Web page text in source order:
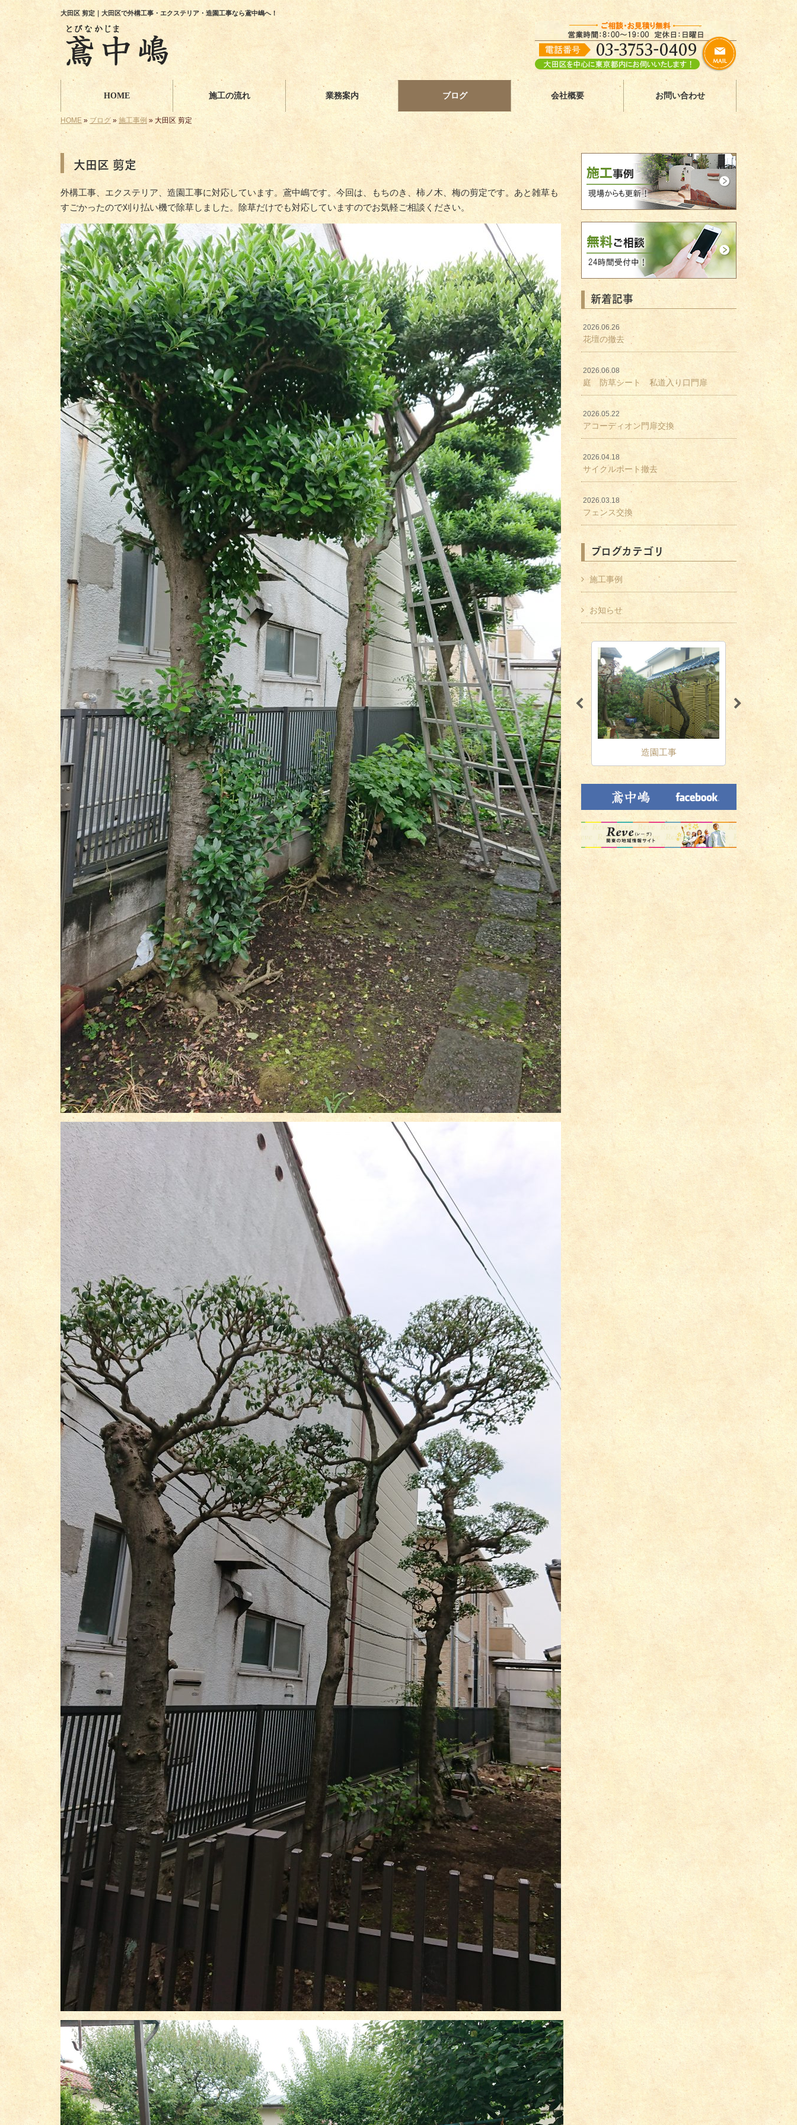
大田区 剪定｜大田区で外構工事・エクステリア・造園工事なら鳶中嶋へ！
HOME 施工の流れ 業務案内 ブログ 会社概要 お問い合わせ
HOME » ブログ » 施工事例 » 大田区 剪定
大田区 剪定
外構工事、エクステリア、造園工事に対応しています。鳶中嶋です。今回は、もちのき、柿ノ木、梅の剪定です。あと雑草も
すごかったので刈り払い機で除草しました。除草だけでも対応していますのでお気軽ご相談ください。
新着記事
2026.06.26
花壇の撤去
2026.06.08
庭 防草シート 私道入り口門扉
2026.05.22
アコーディオン門扉交換
2026.04.18
サイクルポート撤去
2026.03.18
フェンス交換
ブログカテゴリ
施工事例
お知らせ
その他住宅工事 外構工事・エクステリア 造園工事 剪定・伐